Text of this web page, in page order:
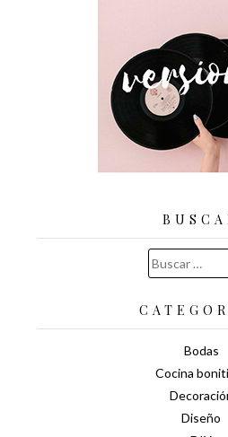
Buscar:
Bodas
Cocina
Diseño